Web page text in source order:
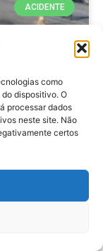
como
dispositivo. O
processar dados
neste site. Não
certos
ACIDENTE
118